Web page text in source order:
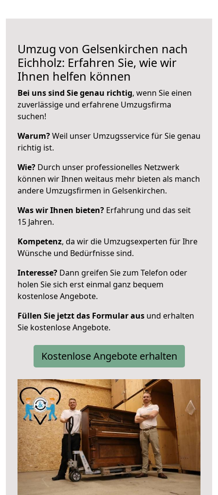
Umzug von Gelsenkirchen nach
Eichholz: Erfahren Sie, wie wir
Ihnen helfen können
Bei uns sind Sie genau richtig, wenn Sie einen
zuverlässige und erfahrene Umzugsfirma
suchen!
Warum?Weil unser Umzugsservice für Sie genau
richtig ist.
Wie? Durch unser professionelles Netzwerk
können wir Ihnen weitaus mehr bieten als manch
andere Umzugsfirmen in Gelsenkirchen.
Was wir Ihnen bieten? Erfahrung und das seit
15 Jahren.
Kompetenz, da wir die Umzugsexperten für Ihre
Wünsche und Bedürfnisse sind.
Interesse? Dann greifen Sie zum Telefon oder
holen Sie sich erst einmal ganz bequem
kostenlose Angebote.
Füllen Sie jetzt das Formular aus und erhalten
Sie kostenlose Angebote.
Kostenlose Angebote erhalten